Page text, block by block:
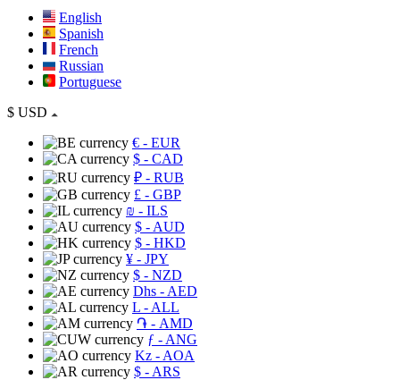
English
Spanish
French
Russian
Portuguese
$ USD
€ - EUR
$ - CAD
₽ - RUB
£ - GBP
₪ - ILS
$ - AUD
$ - HKD
¥ - JPY
$ - NZD
Dhs - AED
L - ALL
֏ - AMD
ƒ - ANG
Kz - AOA
$ - ARS